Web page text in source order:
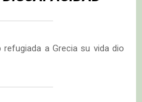
a Grecia su vida dio